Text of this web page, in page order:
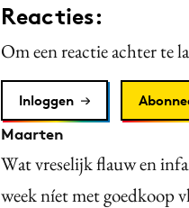
Reacties:
Om een reactie achter te
Inloggen
Maarten
Wat vreselijk flauw en
week níet met goedkoop